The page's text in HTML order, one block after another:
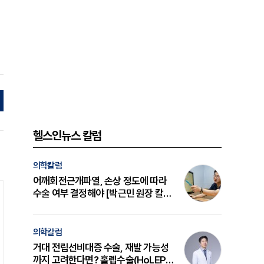
헬스인뉴스 칼럼
의학칼럼
어깨회전근개파열, 손상 정도에 따라
수술 여부 결정해야 [박근민 원장 칼
의학칼럼
거대 전립선비대증 수술, 재발 가능성
까지 고려한다면? 홀렙수술(HoLEP)